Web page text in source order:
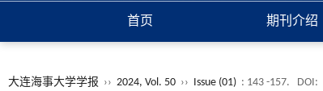
首页 期刊介绍
大连海事大学学报 ›› 2024, Vol. 50 ›› Issue (01) : 143 -157. DOI: